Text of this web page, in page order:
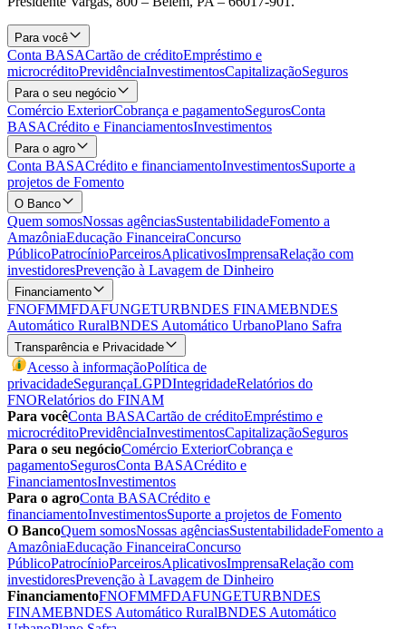
Para você
Conta BASACartão de créditoEmpréstimo e
microcréditoPrevidênciaInvestimentosCapitalizaçãoSeguros
Para o seu negócio
Comércio ExteriorCobrança e pagamentoSegurosConta
BASACrédito e FinanciamentosInvestimentos
Para o agro
Conta BASACrédito e financiamentoInvestimentosSuporte a
projetos de Fomento
O Banco
Quem somosNossas agênciasSustentabilidadeFomento a
AmazôniaEducação FinanceiraConcurso
PúblicoPatrocínioParceirosAplicativosImprensaRelação com
investidoresPrevenção à Lavagem de Dinheiro
Financiamento
FNOFMMFDAFUNGETURBNDES FINAMEBNDES
Automático RuralBNDES Automático UrbanoPlano Safra
Transparência e Privacidade
Acesso à informaçãoPolítica de
privacidadeSegurançaLGPDIntegridadeRelatórios do
FNORelatórios do FINAM
Para vocêConta BASACartão de créditoEmpréstimo e
microcréditoPrevidênciaInvestimentosCapitalizaçãoSeguros
Para o seu negócioComércio ExteriorCobrança e
pagamentoSegurosConta BASACrédito e
FinanciamentosInvestimentos
Para o agroConta BASACrédito e
financiamentoInvestimentosSuporte a projetos de Fomento
O BancoQuem somosNossas agênciasSustentabilidadeFomento a
AmazôniaEducação FinanceiraConcurso
PúblicoPatrocínioParceirosAplicativosImprensaRelação com
investidoresPrevenção à Lavagem de Dinheiro
FinanciamentoFNOFMMFDAFUNGETURBNDES
FINAMEBNDES Automático RuralBNDES Automático